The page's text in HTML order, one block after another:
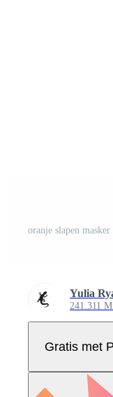
Yulia
241.311
Gratis met